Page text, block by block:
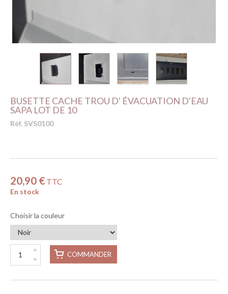
BUSETTE CACHE TROU D' ÉVACUATION D'EAU
SAPA LOT DE 10
Réf. SVS0100
20,90 € TTC
En stock
Choisir la couleur
COMMANDER